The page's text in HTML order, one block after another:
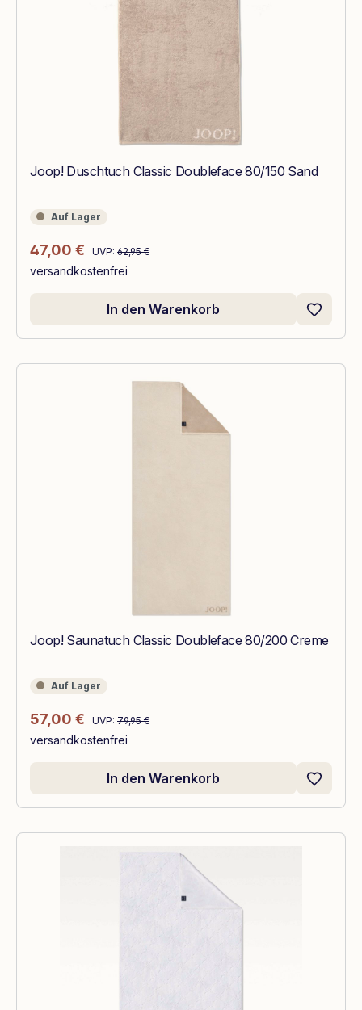
Joop! Duschtuch Classic Doubleface 80/150 Sand
Auf Lager
Auf Lager
Verkaufspreis:
47,00 € Regulärer Preis:
UVP: 62,95 €
versandkostenfrei
In den Warenkorb
Joop! Saunatuch Classic Doubleface 80/200 Creme
Auf Lager
Auf Lager
Verkaufspreis:
57,00 € Regulärer Preis:
UVP: 79,95 €
versandkostenfrei
In den Warenkorb